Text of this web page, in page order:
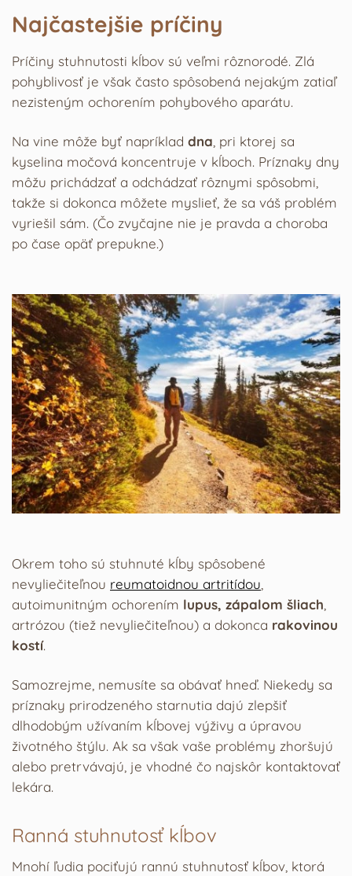
Najčastejšie príčiny
Príčiny stuhnutosti kĺbov sú veľmi rôznorodé. Zlá
pohyblivosť je však často spôsobená nejakým zatiaľ
nezisteným ochorením pohybového aparátu.
Na vine môže byť napríklad dna , pri ktorej sa
kyselina močová koncentruje v kĺboch. Príznaky dny
môžu prichádzať a odchádzať rôznymi spôsobmi,
takže si dokonca môžete myslieť, že sa váš problém
vyriešil sám. (Čo zvyčajne nie je pravda a choroba
po čase opäť prepukne.)
Okrem toho sú stuhnuté kĺby spôsobené
nevyliečiteľnou reumatoidnou artritídou
autoimunitným ochorením lupus, zápalom šliach
artrózou (tiež nevyliečiteľnou) a dokonca rakovinou
kostí.
Samozrejme, nemusíte sa obávať hneď. Niekedy sa
príznaky prirodzeného starnutia dajú zlepšiť
dlhodobým užívaním kĺbovej výživy a úpravou
životného štýlu. Ak sa však vaše problémy zhoršujú
alebo pretrvávajú, je vhodné čo najskôr kontaktovať
lekára.
Ranná stuhnutosť kĺbov
Mnohí ľudia pociťujú rannú stuhnutosť kĺbov, ktorá